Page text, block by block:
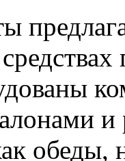
и
обеды,